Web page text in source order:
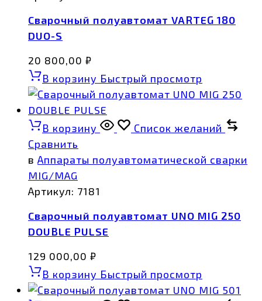
Сварочный полуавтомат VARTEG 180
DUO-S
20 800,00 ₽
В корзину Быстрый просмотр
В корзину
Список желаний
Сравнить
в Аппараты полуавтоматической сварки
MIG/MAG
Артикул: 7181
Сварочный полуавтомат UNO MIG 250
DOUBLE PULSE
129 000,00 ₽
В корзину Быстрый просмотр